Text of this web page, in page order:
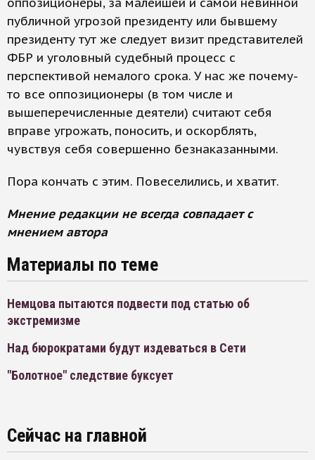
публичной угрозой президенту или бывшему
президенту тут же следует визит представителей
ФБР и уголовный судебный процесс с
перспективой немалого срока. У нас же почему-
то все оппозиционеры (в том числе и
вышеперечисленные деятели) считают себя
вправе угрожать, поносить, и оскорблять,
чувствуя себя совершенно безнаказанными.
Пора кончать с этим. Повеселились, и хватит.
Мнение редакции не всегда совпадает с
мнением автора
Материалы по теме
Немцова пытаются подвести под статью об
экстремизме
Над бюрократами будут издеваться в Сети
"Болотное" следствие буксует
Сейчас на главной